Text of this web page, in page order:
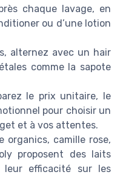
chaque lavage, en
ou d’une lotion
alternez avec un hair
comme la sapote
le prix unitaire, le
pour choisir un
et à vos attentes.
organics, camille rose,
proposent des laits
leur efficacité sur les